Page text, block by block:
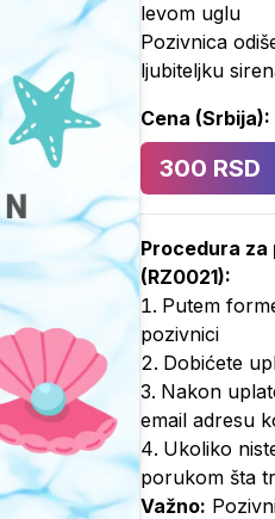
levom uglu
Pozivnica
ljubiteljku
Cena (Srbija):
300 RSD
Procedura
(RZ0021):
Putem
pozivnici
Dobićete
Nakon
email adresu
Ukoliko
porukom šta
Važno: